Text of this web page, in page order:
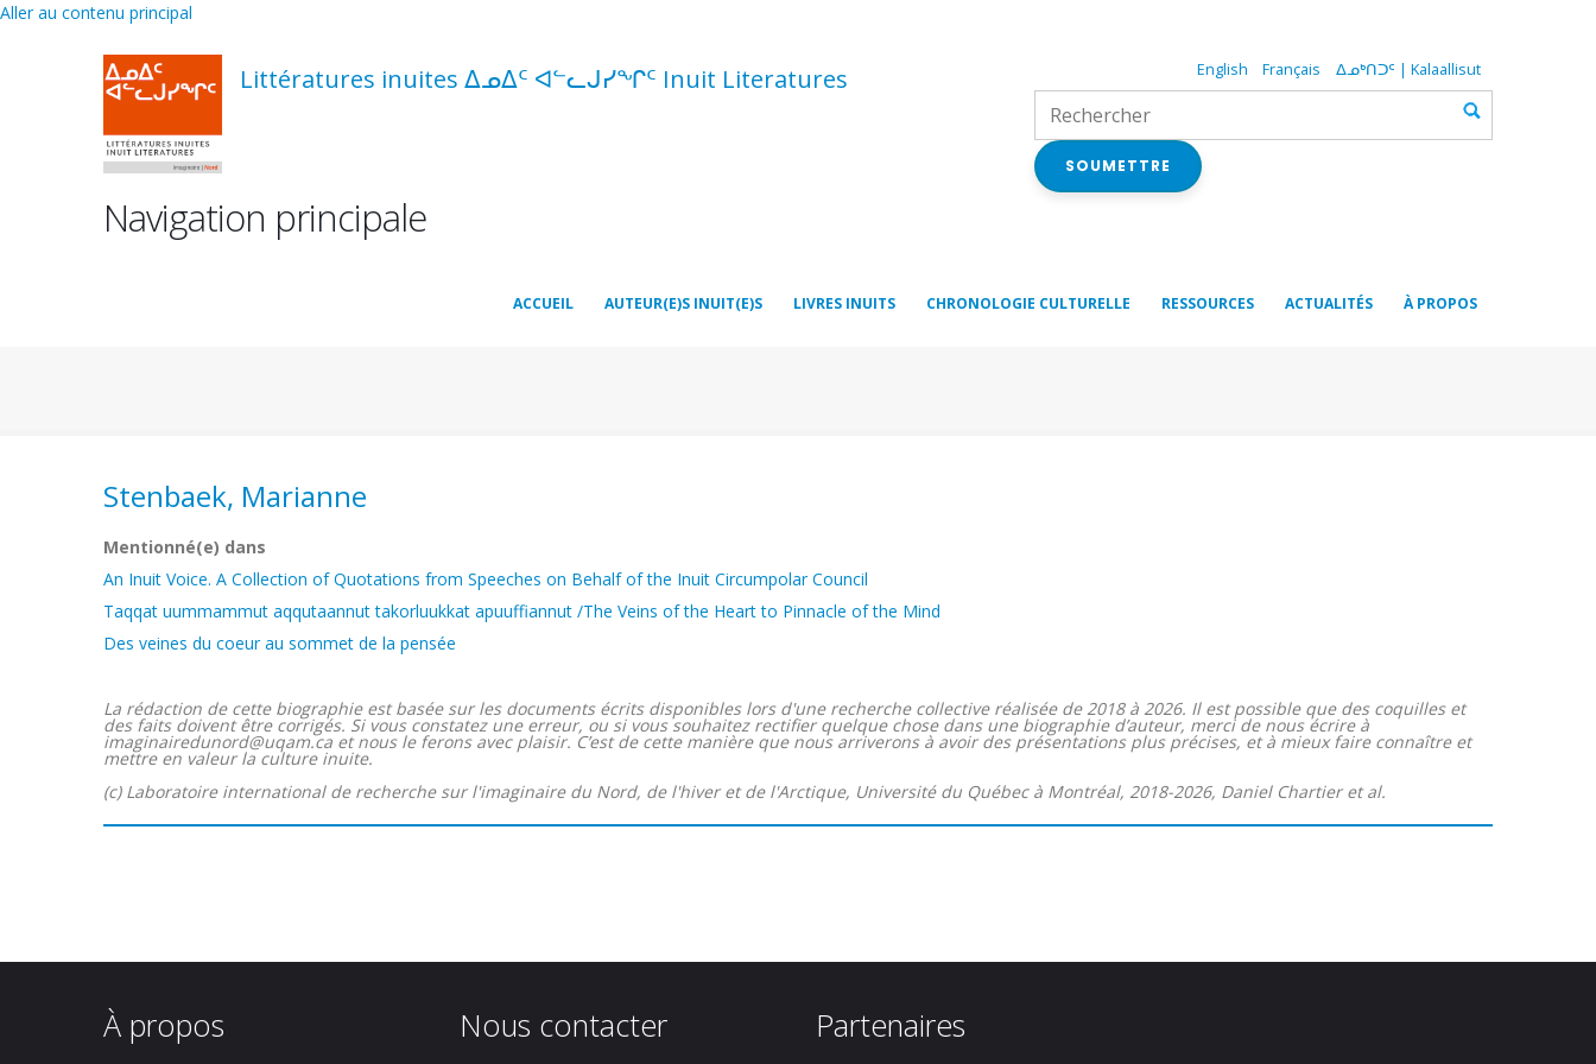
Aller au contenu principal
Littératures inuites ᐃᓄᐃᑦ ᐊᓪᓚᒍᓯᖏᑦ Inuit Literatures English Français ᐃᓄᒃᑎᑐᑦ | Kalaallisut
SOUMETTRE
Navigation principale
ACCUEIL AUTEUR(E)S INUIT(E)S LIVRES INUITS CHRONOLOGIE CULTURELLE RESSOURCES ACTUALITÉS À PROPOS
Stenbaek, Marianne
Mentionné(e) dans
An Inuit Voice. A Collection of Quotations from Speeches on Behalf of the Inuit Circumpolar Council
Taqqat uummammut aqqutaannut takorluukkat apuuffiannut /The Veins of the Heart to Pinnacle of the Mind
Des veines du coeur au sommet de la pensée
La rédaction de cette biographie est basée sur les documents écrits disponibles lors d'une recherche collective réalisée de 2018 à 2026. Il est possible que des coquilles et
des faits doivent être corrigés. Si vous constatez une erreur, ou si vous souhaitez rectifier quelque chose dans une biographie d’auteur, merci de nous écrire à
imaginairedunord@uqam.ca et nous le ferons avec plaisir. C’est de cette manière que nous arriverons à avoir des présentations plus précises, et à mieux faire connaître et
mettre en valeur la culture inuite.
(c) Laboratoire international de recherche sur l'imaginaire du Nord, de l'hiver et de l'Arctique, Université du Québec à Montréal, 2018-2026, Daniel Chartier et al.
À propos Nous contacter Partenaires